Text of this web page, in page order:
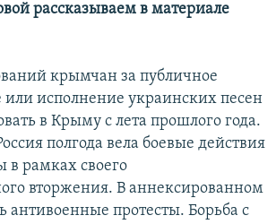
рассказываем в материале
крымчан за публичное
исполнение украинских песен
в Крыму с лета прошлого года.
полгода вела боевые действия
в рамках своего
вторжения. В аннексированном
антивоенные протесты. Борьба с